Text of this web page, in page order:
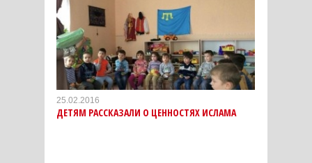
25.02.2016
ДЕТЯМ РАССКАЗАЛИ О ЦЕННОСТЯХ ИСЛАМА